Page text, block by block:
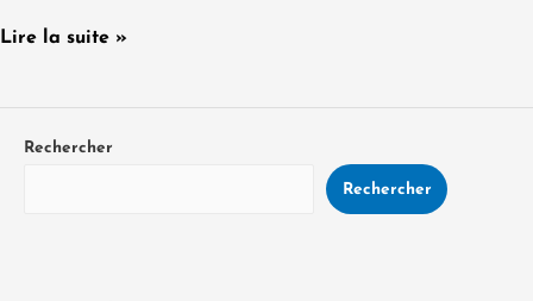
Lire la suite »
Rechercher
Rechercher